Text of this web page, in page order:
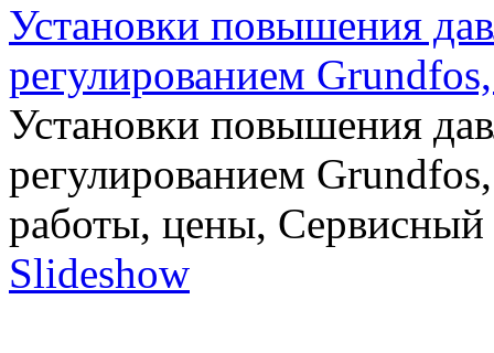
Установки повышения
регулированием
Установки повышения
регулированием
работы, цены, Сервисный
Slideshow